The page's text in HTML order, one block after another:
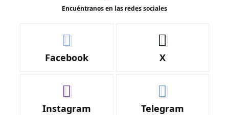
Encuéntranos en las redes sociales
Facebook X
Instagram Telegram